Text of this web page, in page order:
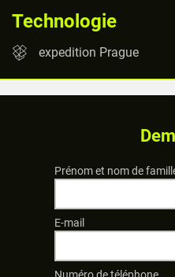
Technologie
expedition Prague
Prénom et nom de
E-mail
Numéro de téléphone